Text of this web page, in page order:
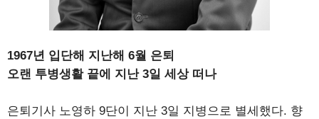
1967년 입단해 지난해 6월 은퇴
오랜 투병생활 끝에 지난 3일 세상 떠나
은퇴기사 노영하 9단이 지난 3일 지병으로 별세했다. 향